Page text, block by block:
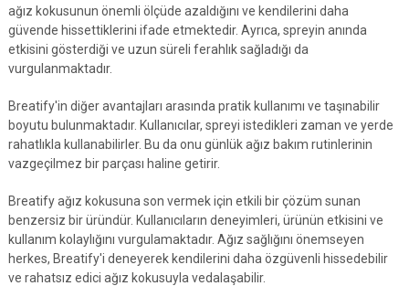
ağız kokusunun önemli ölçüde azaldığını ve kendilerini daha
güvende hissettiklerini ifade etmektedir. Ayrıca, spreyin anında
etkisini gösterdiği ve uzun süreli ferahlık sağladığı da
vurgulanmaktadır.
Breatify'in diğer avantajları arasında pratik kullanımı ve taşınabilir
boyutu bulunmaktadır. Kullanıcılar, spreyi istedikleri zaman ve yerde
rahatlıkla kullanabilirler. Bu da onu günlük ağız bakım rutinlerinin
vazgeçilmez bir parçası haline getirir.
Breatify ağız kokusuna son vermek için etkili bir çözüm sunan
benzersiz bir üründür. Kullanıcıların deneyimleri, ürünün etkisini ve
kullanım kolaylığını vurgulamaktadır. Ağız sağlığını önemseyen
herkes, Breatify'i deneyerek kendilerini daha özgüvenli hissedebilir
ve rahatsız edici ağız kokusuyla vedalaşabilir.